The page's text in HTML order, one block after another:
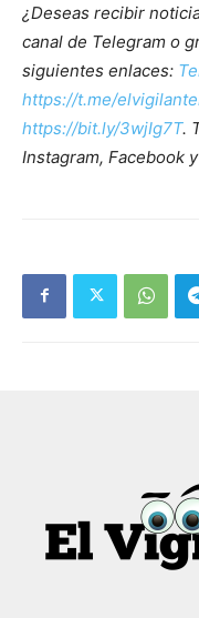
¿Deseas recibir
canal de Telegram o
siguientes enlaces:
https://t.me/
https://bit.ly/3wjIg7T.
Instagram, Facebook